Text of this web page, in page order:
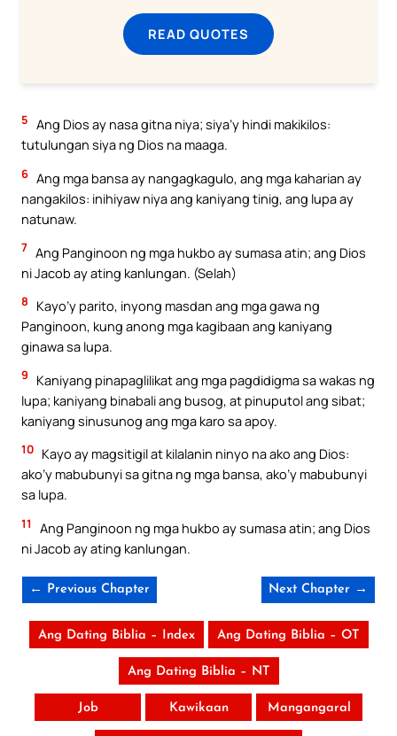
READ QUOTES
5 Ang Dios ay nasa gitna niya; siya’y hindi makikilos:
tutulungan siya ng Dios na maaga.
6 Ang mga bansa ay nangagkagulo, ang mga kaharian ay
nangakilos: inihiyaw niya ang kaniyang tinig, ang lupa ay
natunaw.
7 Ang Panginoon ng mga hukbo ay sumasa atin; ang Dios
ni Jacob ay ating kanlungan. (Selah)
8
Kayo’y parito, inyong masdan ang mga gawa ng
Panginoon, kung anong mga kagibaan ang kaniyang
ginawa sa lupa.
9
Kaniyang pinapaglilikat ang mga pagdidigma sa wakas ng
lupa; kaniyang binabali ang busog, at pinuputol ang sibat;
kaniyang sinusunog ang mga karo sa apoy.
10 Kayo ay magsitigil at kilalanin ninyo na ako ang Dios:
ako’y mabubunyi sa gitna ng mga bansa, ako’y mabubunyi
sa lupa.
11
Ang Panginoon ng mga hukbo ay sumasa atin; ang Dios
ni Jacob ay ating kanlungan.
← Previous Chapter Next Chapter →
Ang Dating Biblia – Index Ang Dating Biblia – OT
Ang Dating Biblia – NT
Job Kawikaan Mangangaral